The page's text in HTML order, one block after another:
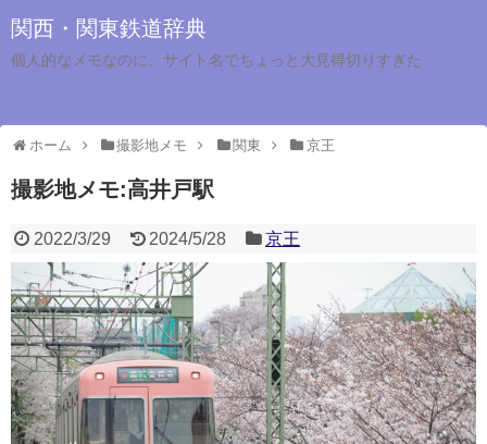
関西・関東鉄道辞典
個人的なメモなのに、サイト名でちょっと大見得切りすぎた
ホーム 撮影地メモ 関東 京王
撮影地メモ:高井戸駅
2022/3/29 2024/5/28 京王